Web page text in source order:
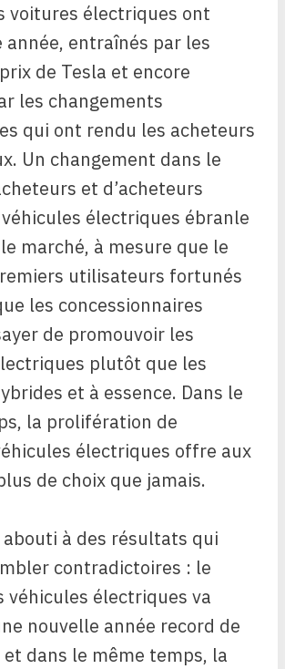
voitures électriques ont
entraînés par les
de Tesla et encore
les changements
qui ont rendu les acheteurs
Un changement dans le
et d’acheteurs
électriques ébranle
marché, à mesure que le
utilisateurs fortunés
les concessionnaires
de promouvoir les
plutôt que les
et à essence. Dans le
la prolifération de
électriques offre aux
de choix que jamais.
à des résultats qui
contradictoires : le
véhicules électriques va
nouvelle année record de
et dans le même temps, la